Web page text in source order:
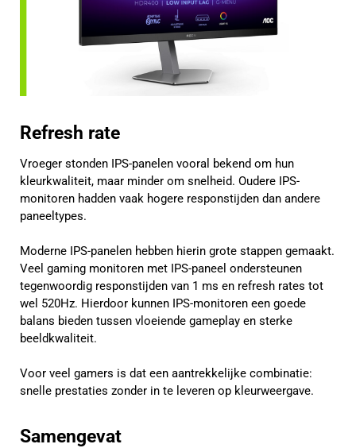
Refresh rate
Vroeger stonden IPS-panelen vooral bekend om hun
kleurkwaliteit, maar minder om snelheid. Oudere IPS-
monitoren hadden vaak hogere responstijden dan andere
paneeltypes.
Moderne IPS-panelen hebben hierin grote stappen gemaakt.
Veel gaming monitoren met IPS-paneel ondersteunen
tegenwoordig responstijden van 1 ms en refresh rates tot
wel 520Hz. Hierdoor kunnen IPS-monitoren een goede
balans bieden tussen vloeiende gameplay en sterke
beeldkwaliteit.
Voor veel gamers is dat een aantrekkelijke combinatie:
snelle prestaties zonder in te leveren op kleurweergave.
Samengevat